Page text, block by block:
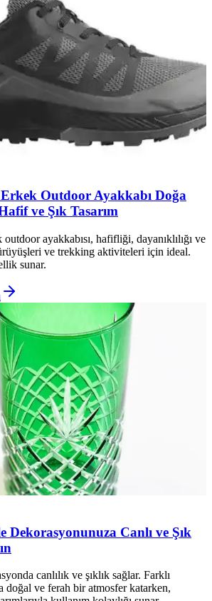
Erkek Outdoor Ayakkabı Doğa
ve Şık Tasarım
ayakkabısı, hafifliği, dayanıklılığı ve
ve trekking aktiviteleri için ideal.
sunar.
Dekorasyonunuza Canlı ve Şık
canlılık ve şıklık sağlar. Farklı
doğal ve ferah bir atmosfer katarken,